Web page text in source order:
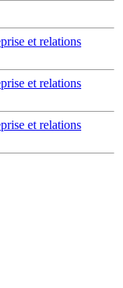
et relations
et relations
et relations